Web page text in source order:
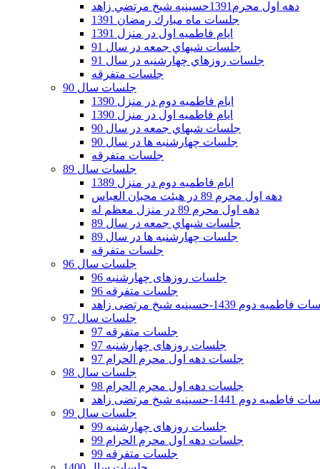
دهه اول محرم1391حسينيه شيخ مرتضي زاهد
جلسات ماه مبارك رمضان 1391
ايام فاطميه اول در منزل 1391
جلسات شبهاي جمعه در سال 91
جلسات روزهاي چهارشنبه در سال 91
جلسات متفرقه
جلسات سال 90
ایام فاطمیه دوم در منزل 1390
ایام فاطمیه اول در منزل 1390
جلسات شبهاي جمعه در سال 90
جلسات چهارشنبه ها در سال 90
جلسات متفرقه
جلسات سال 89
ایام فاطمیه دوم در منزل 1389
دهه اول محرم 89 در هیئت محبان العباس
دهه اول محرم 89 در منزل معظم له
جلسات شبهاي جمعه در سال 89
جلسات چهارشنبه ها در سال 89
جلسات متفرقه
جلسات سال 96
جلسات روزهای چهارشنبه 96
جلسات متفرقه 96
دوم 1439-حسینیه شیخ مرتضی زاهد
جلسات سال 97
جلسات متفرقه 97
جلسات روزهای چهارشنبه 97
جلسات دهه اول محرم الحرام 97
جلسات سال 98
جلسات دهه اول محرم الحرام 98
دوم 1441-حسینیه شیخ مرتضی زاهد
جلسات سال 99
جلسات روزهای چهارشنبه 99
جلسات دهه اول محرم الحرام 99
جلسات متفرقه 99